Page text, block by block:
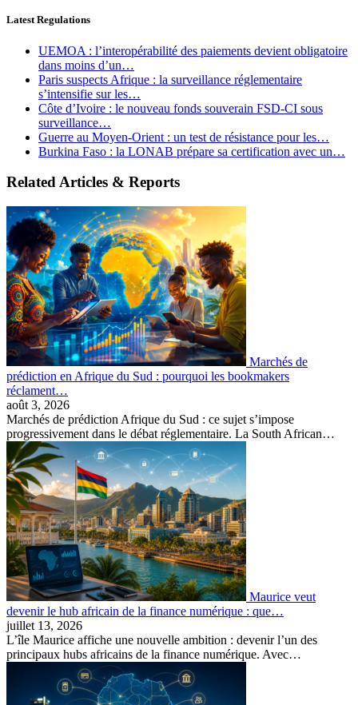
Latest Regulations
UEMOA : l’interopérabilité des paiements devient obligatoire
dans moins d’un…
Paris suspects Afrique : la surveillance réglementaire
s’intensifie sur les…
Côte d’Ivoire : le nouveau fonds souverain FSD-CI sous
surveillance…
Guerre au Moyen-Orient : un test de résistance pour les…
Burkina Faso : la LONAB prépare sa certification avec un…
Related Articles & Reports
Marchés de
prédiction en Afrique du Sud : pourquoi les bookmakers
réclament…
août 3, 2026
Marchés de prédiction Afrique du Sud : ce sujet s’impose
progressivement dans le débat réglementaire. La South African…
Maurice veut
devenir le hub africain de la finance numérique : que…
juillet 13, 2026
L’île Maurice affiche une nouvelle ambition : devenir l’un des
principaux hubs africains de la finance numérique. Avec…